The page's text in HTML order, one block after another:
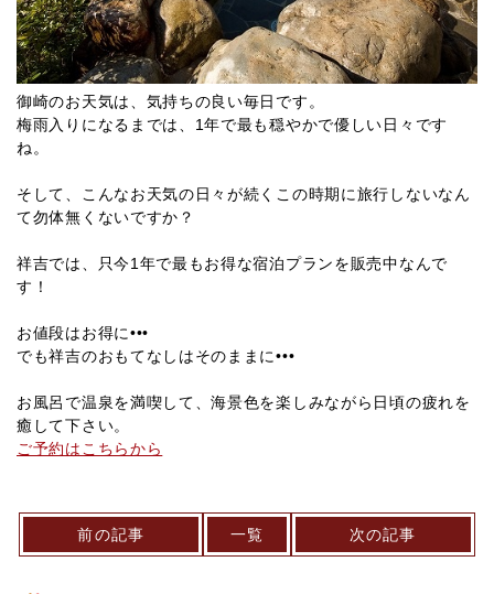
御崎のお天気は、気持ちの良い毎日です。
梅雨入りになるまでは、1年で最も穏やかで優しい日々です
ね。
そして、こんなお天気の日々が続くこの時期に旅行しないなん
て勿体無くないですか？
祥吉では、只今1年で最もお得な宿泊プランを販売中なんで
す！
お値段はお得に•••
でも祥吉のおもてなしはそのままに•••
お風呂で温泉を満喫して、海景色を楽しみながら日頃の疲れを
癒して下さい。
ご予約はこちらから
前の記事 一覧 次の記事